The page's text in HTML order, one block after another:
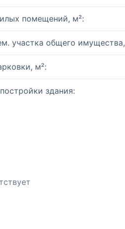
помещений, м²:
участка общего
м²:
здания: